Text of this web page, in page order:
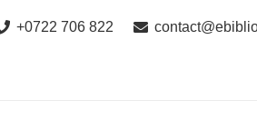
+0722 706 822